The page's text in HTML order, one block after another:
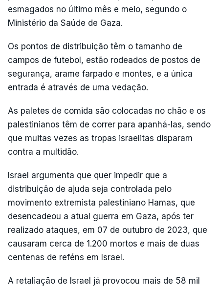
esmagados no último mês e meio, segundo o
Ministério da Saúde de Gaza.
Os pontos de distribuição têm o tamanho de
campos de futebol, estão rodeados de postos de
segurança, arame farpado e montes, e a única
entrada é através de uma vedação.
As paletes de comida são colocadas no chão e os
palestinianos têm de correr para apanhá-las, sendo
que muitas vezes as tropas israelitas disparam
contra a multidão.
Israel argumenta que quer impedir que a
distribuição de ajuda seja controlada pelo
movimento extremista palestiniano Hamas, que
desencadeou a atual guerra em Gaza, após ter
realizado ataques, em 07 de outubro de 2023, que
causaram cerca de 1.200 mortos e mais de duas
centenas de reféns em Israel.
A retaliação de Israel já provocou mais de 58 mil